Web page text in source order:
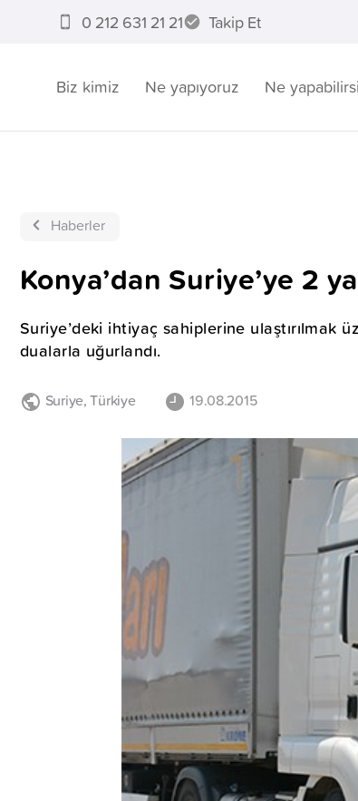
0 212 631 21 21 Takip Et
Biz kimiz Ne yapıyoruz Ne
Haberler
Konya’dan Suriye’ye 2
Suriye’deki ihtiyaç sahiplerine ulaştırılmak
dualarla uğurlandı.
Suriye,Türkiye 19.08.2015